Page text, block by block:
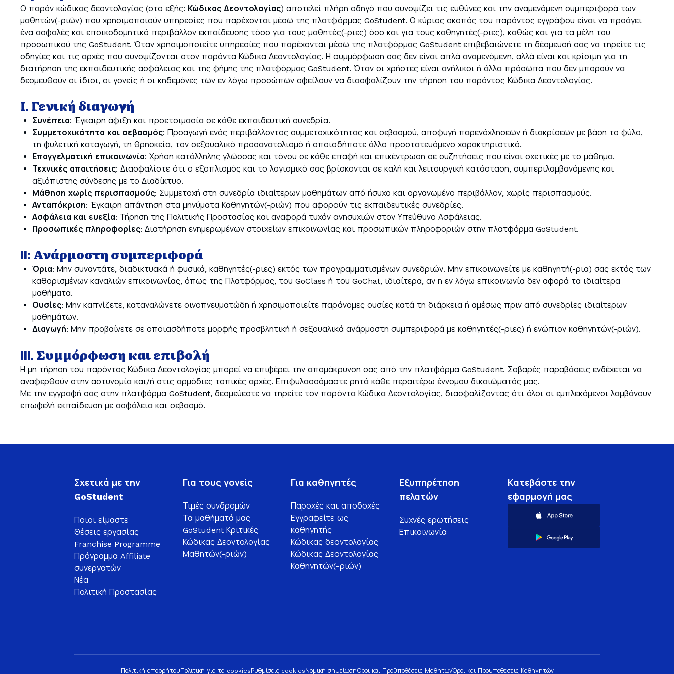
Ελλάδα (Ελληνικά)
Ο παρόν κώδικας δεοντολογίας (στο εξής: Κώδικας Δεοντολογίας) αποτελεί πλήρη οδηγό που συνοψίζει τις ευθύνες και την αναμενόμενη συμπεριφορά των
μαθητών(-ριών) που χρησιμοποιούν υπηρεσίες που παρέχονται μέσω της πλατφόρμας GoStudent. Ο κύριος σκοπός του παρόντος εγγράφου είναι να προάγει
ένα ασφαλές και εποικοδομητικό περιβάλλον εκπαίδευσης τόσο για τους μαθητές(-ριες) όσο και για τους καθηγητές(-ριες), καθώς και για τα μέλη του
προσωπικού της GoStudent. Όταν χρησιμοποιείτε υπηρεσίες που παρέχονται μέσω της πλατφόρμας GoStudent επιβεβαιώνετε τη δέσμευσή σας να τηρείτε τις
οδηγίες και τις αρχές που συνοψίζονται στον παρόντα Κώδικα Δεοντολογίας. Η συμμόρφωση σας δεν είναι απλά αναμενόμενη, αλλά είναι και κρίσιμη για τη
διατήρηση της εκπαιδευτικής ασφάλειας και της φήμης της πλατφόρμας GoStudent. Όταν οι χρήστες είναι ανήλικοι ή άλλα πρόσωπα που δεν μπορούν να
δεσμευθούν οι ίδιοι, οι γονείς ή οι κηδεμόνες των εν λόγω προσώπων οφείλουν να διασφαλίζουν την τήρηση του παρόντος Κώδικα Δεοντολογίας.
Ι. Γενική διαγωγή
Συνέπεια: Έγκαιρη άφιξη και προετοιμασία σε κάθε εκπαιδευτική συνεδρία.
Συμμετοχικότητα και σεβασμός: Προαγωγή ενός περιβάλλοντος συμμετοχικότητας και σεβασμού, αποφυγή παρενόχλησεων ή διακρίσεων με βάση το φύλο,
τη φυλετική καταγωγή, τη θρησκεία, τον σεξουαλικό προσανατολισμό ή οποιοδήποτε άλλο προστατευόμενο χαρακτηριστικό.
Επαγγελματική επικοινωνία: Χρήση κατάλληλης γλώσσας και τόνου σε κάθε επαφή και επικέντρωση σε συζητήσεις που είναι σχετικές με το μάθημα.
Τεχνικές απαιτήσεις: Διασφαλίστε ότι ο εξοπλισμός και το λογισμικό σας βρίσκονται σε καλή και λειτουργική κατάσταση, συμπεριλαμβανόμενης και
αξιόπιστης σύνδεσης με το Διαδίκτυο.
Μάθηση χωρίς περισπασμούς: Συμμετοχή στη συνεδρία ιδιαίτερων μαθημάτων από ήσυχο και οργανωμένο περιβάλλον, χωρίς περισπασμούς.
Ανταπόκριση: Έγκαιρη απάντηση στα μηνύματα Καθηγητών(-ριών) που αφορούν τις εκπαιδευτικές συνεδρίες.
Ασφάλεια και ευεξία: Τήρηση της Πολιτικής Προστασίας και αναφορά τυχόν ανησυχιών στον Υπεύθυνο Ασφάλειας.
Προσωπικές πληροφορίες: Διατήρηση ενημερωμένων στοιχείων επικοινωνίας και προσωπικών πληροφοριών στην πλατφόρμα GoStudent.
II: Ανάρμοστη συμπεριφορά
Όρια: Μην συναντάτε, διαδικτυακά ή φυσικά, καθηγητές(-ριες) εκτός των προγραμματισμένων συνεδριών. Μην επικοινωνείτε με καθηγητή(-ρια) σας εκτός των
καθορισμένων καναλιών επικοινωνίας, όπως της Πλατφόρμας, του GoClass ή του GoChat, ιδιαίτερα, αν η εν λόγω επικοινωνία δεν αφορά τα ιδιαίτερα
μαθήματα.
Ουσίες: Μην καπνίζετε, καταναλώνετε οινοπνευματώδη ή χρησιμοποιείτε παράνομες ουσίες κατά τη διάρκεια ή αμέσως πριν από συνεδρίες ιδιαίτερων
μαθημάτων.
Διαγωγή: Μην προβαίνετε σε οποιασδήποτε μορφής προσβλητική ή σεξουαλικά ανάρμοστη συμπεριφορά με καθηγητές(-ριες) ή ενώπιον καθηγητών(-ριών).
III. Συμμόρφωση και επιβολή
Η μη τήρηση του παρόντος Κώδικα Δεοντολογίας μπορεί να επιφέρει την απομάκρυνση σας από την πλατφόρμα GoStudent. Σοβαρές παραβάσεις ενδέχεται να
αναφερθούν στην αστυνομία και/ή στις αρμόδιες τοπικές αρχές. Επιφυλασσόμαστε ρητά κάθε περαιτέρω έννομου δικαιώματός μας.
Με την εγγραφή σας στην πλατφόρμα GoStudent, δεσμεύεστε να τηρείτε τον παρόντα Κώδικα Δεοντολογίας, διασφαλίζοντας ότι όλοι οι εμπλεκόμενοι λαμβάνουν
επωφελή εκπαίδευση με ασφάλεια και σεβασμό.
Σχετικά με την
GoStudent
Ποιοι είμαστε
Θέσεις εργασίας
Franchise Programme
Πρόγραμμα Affiliate
συνεργατών
Νέα
Πολιτική Προστασίας
Για τους γονείς
Τιμές συνδρομών
Τα μαθήματά μας
GoStudent Κριτικές
Κώδικας Δεοντολογίας
Μαθητών(-ριών)
Για καθηγητές
Παροχές και αποδοχές
Εγγραφείτε ως
καθηγητής
Κώδικας δεοντολογίας
Κώδικας Δεοντολογίας
Καθηγητών(-ριών)
Εξυπηρέτηση
πελατών
Συχνές ερωτήσεις
Επικοινωνία
Κατεβάστε την
εφαρμογή μας
Πολιτική απορρήτου Πολιτική για τα cookies Ρυθμίσεις cookies Νομική σημείωσηΌροι και Προϋποθέσεις ΜαθητώνΌροι και Προϋποθέσεις Καθηγητών